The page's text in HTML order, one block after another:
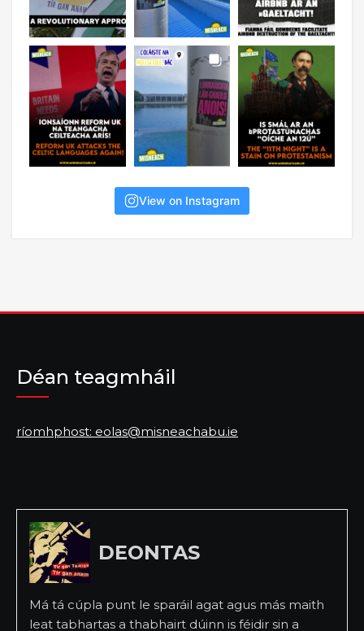
View on Instagram
Déan teagmháil
ríomhphost: eolas@misneachabu.ie
DEONTAS
Má tá cúpla punt le sparáil agat agus más maith
leat tabhartas a thabhairt dúinn is féidir sin a